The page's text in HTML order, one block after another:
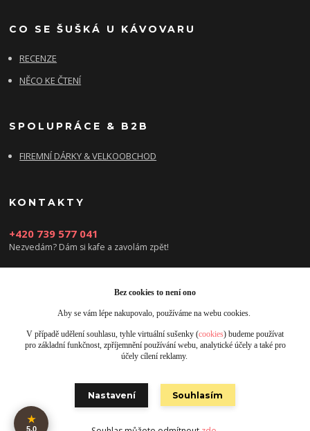
★
5.0
CO SE ŠUŠKÁ U KÁVOVARU
RECENZE
NĚCO KE ČTENÍ
SPOLUPRÁCE & B2B
FIREMNÍ DÁRKY & VELKOOBCHOD
KONTAKTY
+420 739 577 041
Nezvedám? Dám si kafe a zavolám zpět!
info@damsikafe.cz
Obrázky jsou pouze ilustrativní © 2025 Designed by Damsikafe.cz
Bez cookies to není ono
Aby se vám lépe nakupovalo, používáme na webu cookies.
V případě udělení souhlasu, tyhle virtuální sušenky (cookies) budeme používat
pro základní funkčnost, zpříjemnění používání webu, analytické účely a také pro
účely cílení reklamy.
Nastavení Souhlasím